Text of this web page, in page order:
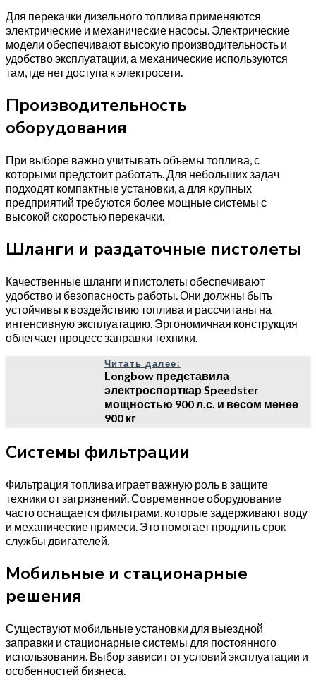
Для перекачки дизельного топлива применяются
электрические и механические насосы. Электрические
модели обеспечивают высокую производительность и
удобство эксплуатации, а механические используются
там, где нет доступа к электросети.
Производительность
оборудования
При выборе важно учитывать объемы топлива, с
которыми предстоит работать. Для небольших задач
подходят компактные установки, а для крупных
предприятий требуются более мощные системы с
высокой скоростью перекачки.
Шланги и раздаточные пистолеты
Качественные шланги и пистолеты обеспечивают
удобство и безопасность работы. Они должны быть
устойчивы к воздействию топлива и рассчитаны на
интенсивную эксплуатацию. Эргономичная конструкция
облегчает процесс заправки техники.
Читать далее:
Longbow представила
электроспорткар Speedster
мощностью 900 л.с. и весом менее
900 кг
Системы фильтрации
Фильтрация топлива играет важную роль в защите
техники от загрязнений. Современное оборудование
часто оснащается фильтрами, которые задерживают воду
и механические примеси. Это помогает продлить срок
службы двигателей.
Мобильные и стационарные
решения
Существуют мобильные установки для выездной
заправки и стационарные системы для постоянного
использования. Выбор зависит от условий эксплуатации и
особенностей бизнеса.